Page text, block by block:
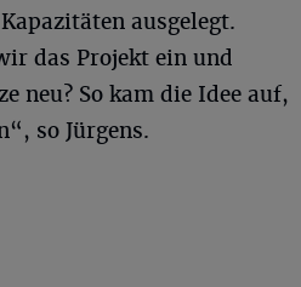
ausgelegt.
das Projekt ein und
neu? So kam die Idee auf,
so Jürgens.